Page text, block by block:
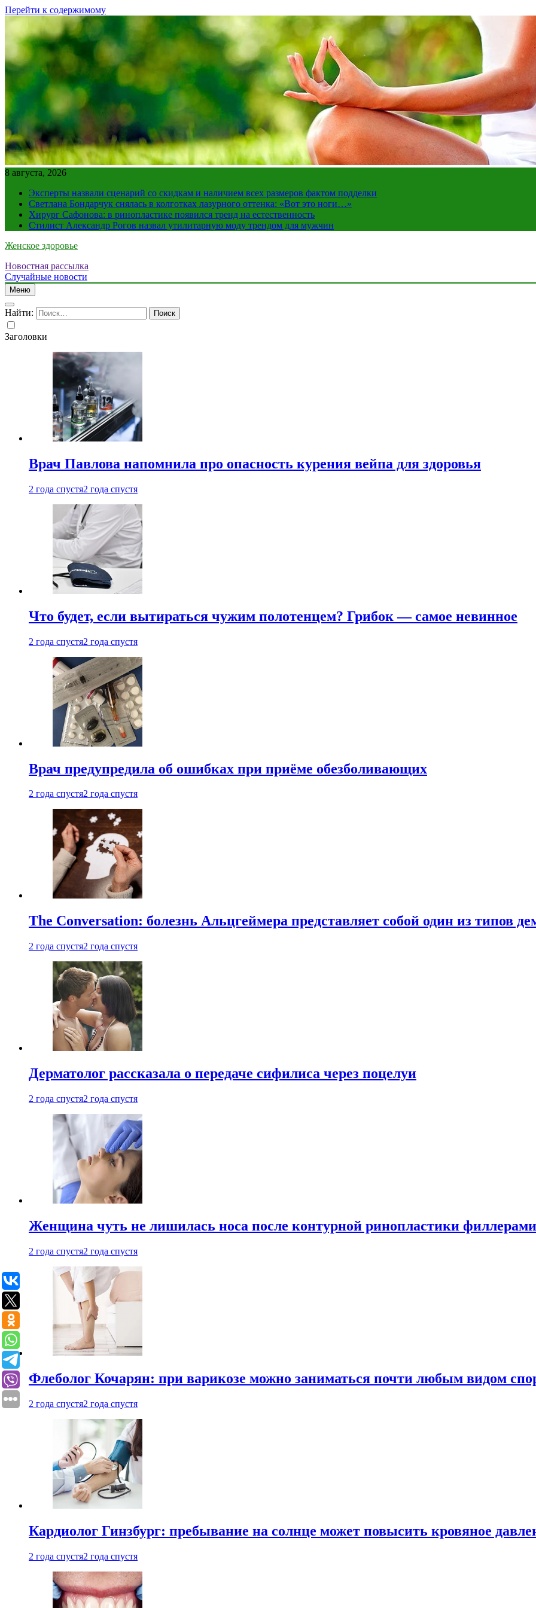
Перейти к содержимому
8 августа, 2026
Эксперты назвали сценарий со скидкам и наличием всех размеров фактом подделки
Светлана Бондарчук снялась в колготках лазурного оттенка: «Вот это ноги…»
Хирург Сафонова: в ринопластике появился тренд на естественность
Стилист Александр Рогов назвал утилитарную моду трендом для мужчин
Женское здоровье
Новостная рассылка
Случайные новости
Меню
Найти:
Заголовки
Врач Павлова напомнила про опасность курения вейпа для здоровья
2 года спустя2 года спустя
Что будет, если вытираться чужим полотенцем? Грибок — самое невинное
2 года спустя2 года спустя
Врач предупредила об ошибках при приëме обезболивающих
2 года спустя2 года спустя
The Conversation: болезнь Альцгеймера представляет собой один из типов
2 года спустя2 года спустя
Дерматолог рассказала о передаче сифилиса через поцелуи
2 года спустя2 года спустя
Женщина чуть не лишилась носа после контурной ринопластики филлерами
2 года спустя2 года спустя
Флеболог Кочарян: при варикозе можно заниматься почти любым видом
2 года спустя2 года спустя
Кардиолог Гинзбург: пребывание на солнце может повысить кровяное
2 года спустя2 года спустя